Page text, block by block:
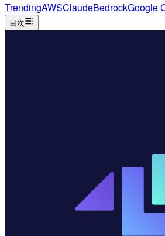
TrendingAWSClaudeBedrockGoogle
目次